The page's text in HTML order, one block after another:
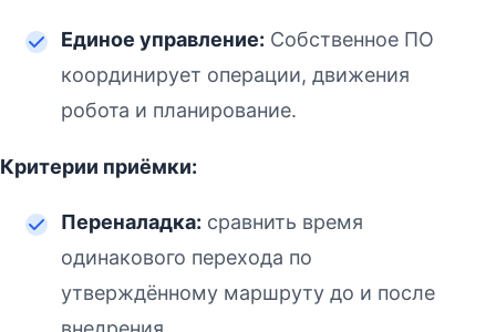
Единое управление: Собственное ПО
координирует операции, движения
робота и планирование.
Критерии приёмки:
Переналадка: сравнить время
одинакового перехода по
утверждённому маршруту до и после